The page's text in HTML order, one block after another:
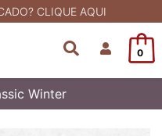
CLIQUE AQUI
0
Winter